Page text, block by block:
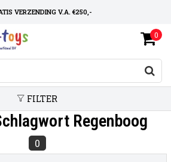
VERZENDING V.A. €250,-
SNELLE LEVERTIJD
SERVICE OP MAAT
0
FILTER
Regenboog
0